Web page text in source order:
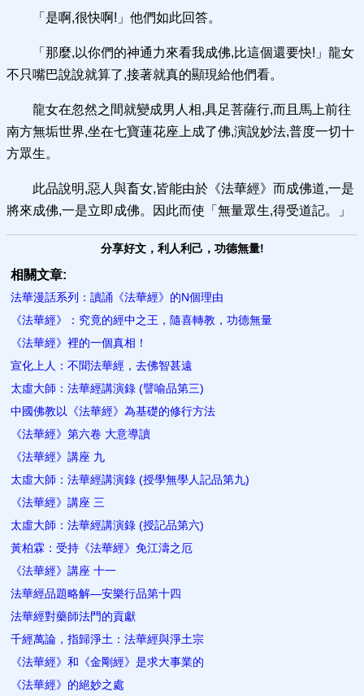
「是啊,很快啊!」他們如此回答。
「那麼,以你們的神通力來看我成佛,比這個還要快!」龍女
不只嘴巴說說就算了,接著就真的顯現給他們看。
龍女在忽然之間就變成男人相,具足菩薩行,而且馬上前往
南方無垢世界,坐在七寶蓮花座上成了佛,演說妙法,普度一切十
方眾生。
此品說明,惡人與畜女,皆能由於《法華經》而成佛道,一是
將來成佛,一是立即成佛。因此而使「無量眾生,得受道記。」
分享好文，利人利己，功德無量!
相關文章:
法華漫話系列：讀誦《法華經》的N個理由
《法華經》：究竟的經中之王，隨喜轉教，功德無量
《法華經》裡的一個真相！
宣化上人：不聞法華經，去佛智甚遠
太虛大師：法華經講演錄 (譬喻品第三)
中國佛教以《法華經》為基礎的修行方法
《法華經》第六卷 大意導讀
《法華經》講座 九
太虛大師：法華經講演錄 (授學無學人記品第九)
《法華經》講座 三
太虛大師：法華經講演錄 (授記品第六)
黃柏霖：受持《法華經》免江濤之厄
《法華經》講座 十一
法華經品題略解—安樂行品第十四
法華經對藥師法門的貢獻
千經萬論，指歸淨土：法華經與淨土宗
《法華經》和《金剛經》是求大事業的
《法華經》的絕妙之處